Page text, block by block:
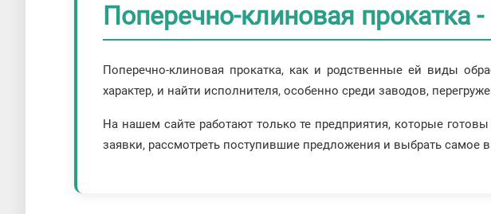
Поперечно-клиновая прокатка
Поперечно-клиновая прокатка, как и родственные ей виды
характер, и найти исполнителя, особенно среди заводов,
На нашем сайте работают только те предприятия, которые
заявки, рассмотреть поступившие предложения и выбрать самое